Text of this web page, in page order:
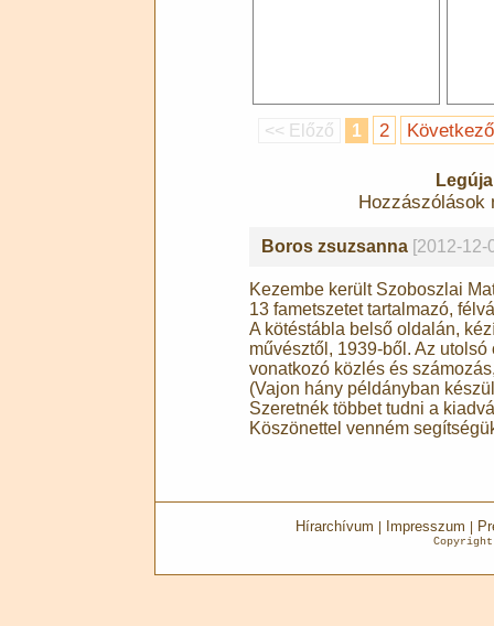
<< Előző 1 2
Hozzászólások
Boros zsuzsanna [2012-12-
Kezembe került Szoboszlai
13 fametszetet tartalmazó,
A kötéstábla belső oldalán,
művésztől, 1939-ből. Az
vonatkozó közlés és
(Vajon hány példányban
Szeretnék többet tudni a
Köszönettel venném
Hírarchívum Impresszum